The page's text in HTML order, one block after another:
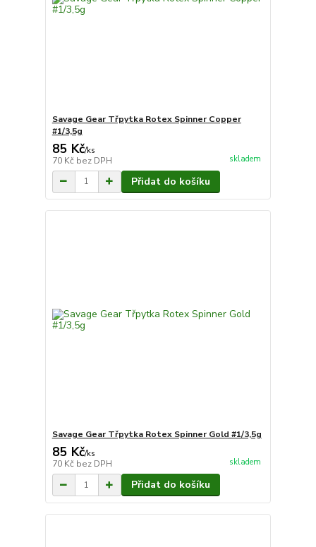
Savage Gear Třpytka Rotex Spinner Copper
#1/3,5g
85 Kč/ks
70 Kč bez DPH skladem
Přidat do košíku
Savage Gear Třpytka Rotex Spinner Gold #1/3,5g
85 Kč/ks
70 Kč bez DPH skladem
Přidat do košíku